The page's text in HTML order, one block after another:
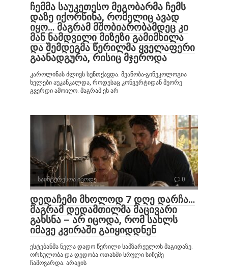
ჩემმა საუკეთესო მეგობარმა ჩემს
დაზე იქორწინა, რომელიც ავად
იყო… მაგრამ მშობიარობამდეც კი
მან ნამდვილი მიზეზი გამიმხილა
და შემდეგმა წერილმა ყველაფერი
გაანადგურა, რისიც მჯეროდა
კაროლინას ძლივს სუნთქავდა. მეანობა-გინეკოლოგია
ხელები აუკანკალდა, როდესაც კონვერტიდან მეორე
გვერდი ამოიღო. მაგრამ ეს არ
საინტერესოა იცოდე 0
დედაჩემი მხოლოდ 7 დღე დარჩა…
მაგრამ დედამთილმა მაცივარი
გახსნა – არ იცოდა, რომ სახლს
იმავე კვირაში გაიყიდდნენ
ესტებანმა ნელა დადო წერილი სამზარეულოს მაგიდაზე.
ორსულობა და დედობა ოთახში სრული სიჩუმე
ჩამოვარდა. არავის